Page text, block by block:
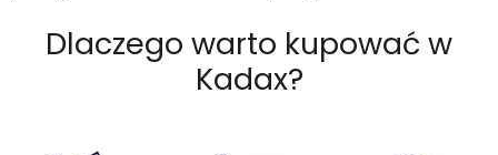
Dlaczego warto kupować w
Kadax?